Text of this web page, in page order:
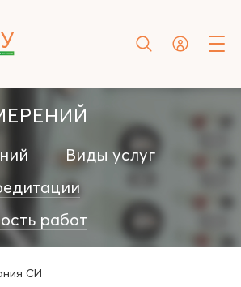
Виды услуг
работ
СИ